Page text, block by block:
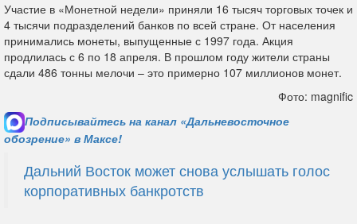
Участие в «Монетной недели» приняли 16 тысяч торговых точек и
4 тысячи подразделений банков по всей стране. От населения
принимались монеты, выпущенные с 1997 года. Акция
продлилась с 6 по 18 апреля. В прошлом году жители страны
сдали 486 тонны мелочи – это примерно 107 миллионов монет.
Фото: magnific
Подписывайтесь на канал «Дальневосточное
обозрение» в Максе!
Дальний Восток может снова услышать голос
корпоративных банкротств